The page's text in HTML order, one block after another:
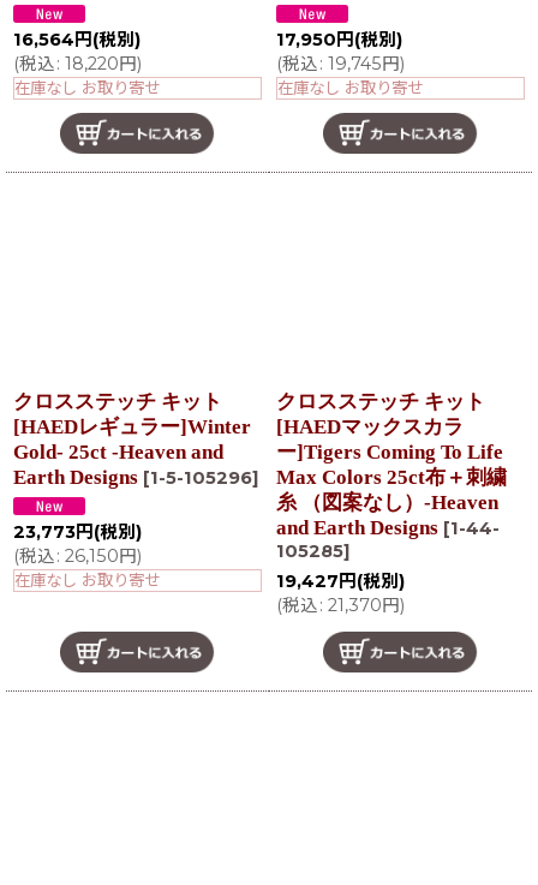
16,564 円 (税別)
(税込: 18,220円)
在庫なし お取り寄せ
17,950 円 (税別)
(税込: 19,745円)
在庫なし お取り寄せ
クロスステッチ キット
[HAEDレギュラー]Winter
Gold- 25ct -Heaven and
Earth Designs [1-5-105296]
23,773円 (税別)
(税込: 26,150円)
在庫なし お取り寄せ
クロスステッチ キット
[HAEDマックスカラ
ー]Tigers Coming To Life
Max Colors 25ct布＋刺繍
糸 （図案なし）-Heaven
and Earth Designs [1-44-
105285]
19,427 円 (税別)
(税込: 21,370円)